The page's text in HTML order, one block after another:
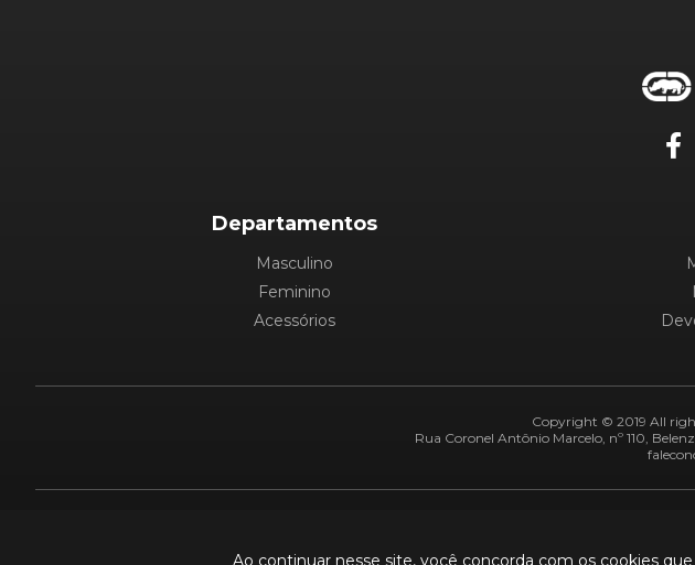
Ao continuar nesse site, você concorda com os cookies
Departamentos
Masculino
Feminino
Acessórios
Copyright © 2019 All
Rua Coronel Antônio Marcelo, nº 110,